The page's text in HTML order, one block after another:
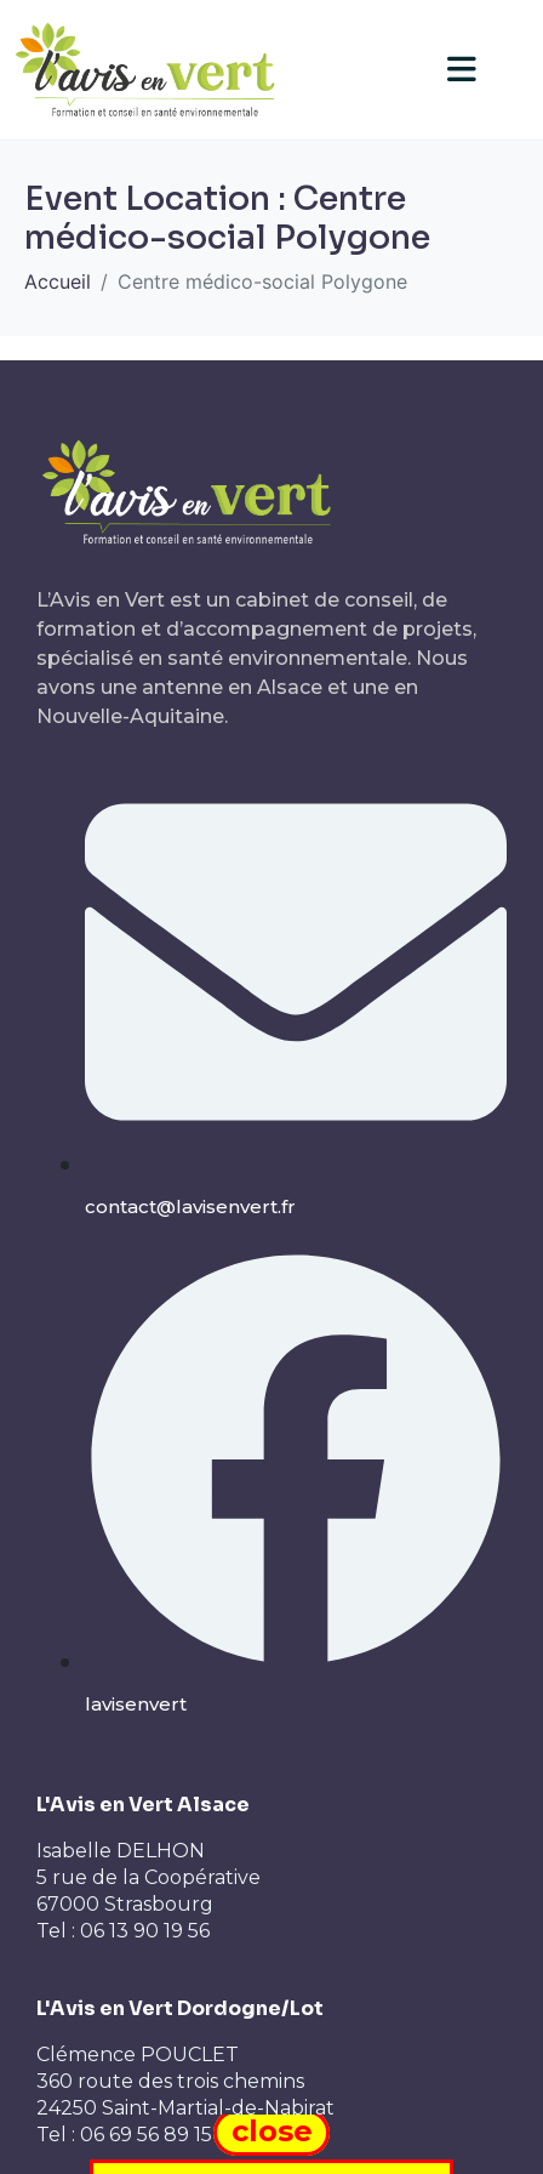
Event Location : Centre
médico-social Polygone
Accueil Centre médico-social Polygone
L’Avis en Vert est un cabinet de conseil, de
formation et d’accompagnement de projets,
spécialisé en santé environnementale. Nous
avons une antenne en Alsace et une en
Nouvelle-Aquitaine.
contact@lavisenvert.fr
lavisenvert
L'Avis en Vert Alsace
Isabelle DELHON
5 rue de la Coopérative
67000 Strasbourg
Tel : 06 13 90 19 56
L'Avis en Vert Dordogne/Lot
Clémence POUCLET
360 route des trois chemins
24250 Saint-Martial-de-Nabirat
Tel : 06 69 56 89 15
close